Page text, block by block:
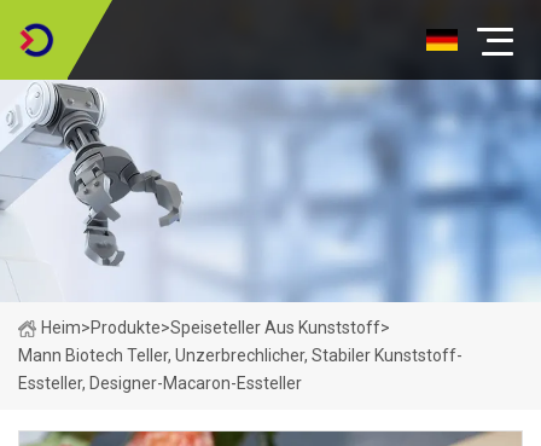
Heim>Produkte>Speiseteller Aus Kunststoff>
Mann Biotech Teller, Unzerbrechlicher, Stabiler Kunststoff-
Essteller, Designer-Macaron-Essteller